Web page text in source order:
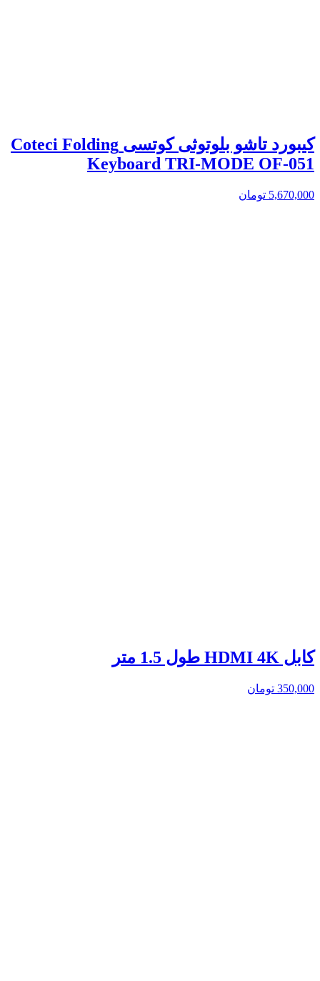
کیبورد تاشو بلوتوثی کوتسی Coteci Folding
Keyboard TRI-MODE OF-051
5,670,000 تومان
کابل HDMI 4K طول 1.5 متر
350,000 تومان